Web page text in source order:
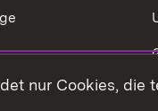
nur Cookies,